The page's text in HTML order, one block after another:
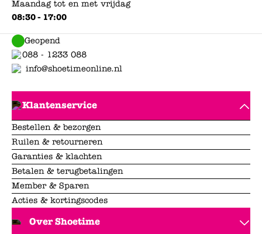
Maandag tot en met vrijdag
08:30 - 17:00
Geopend
088 - 1233 088
info@shoetimeonline.nl
Klantenservice
Bestellen & bezorgen
Ruilen & retourneren
Garanties & klachten
Betalen & terugbetalingen
Member & Sparen
Acties & kortingscodes
Over Shoetime